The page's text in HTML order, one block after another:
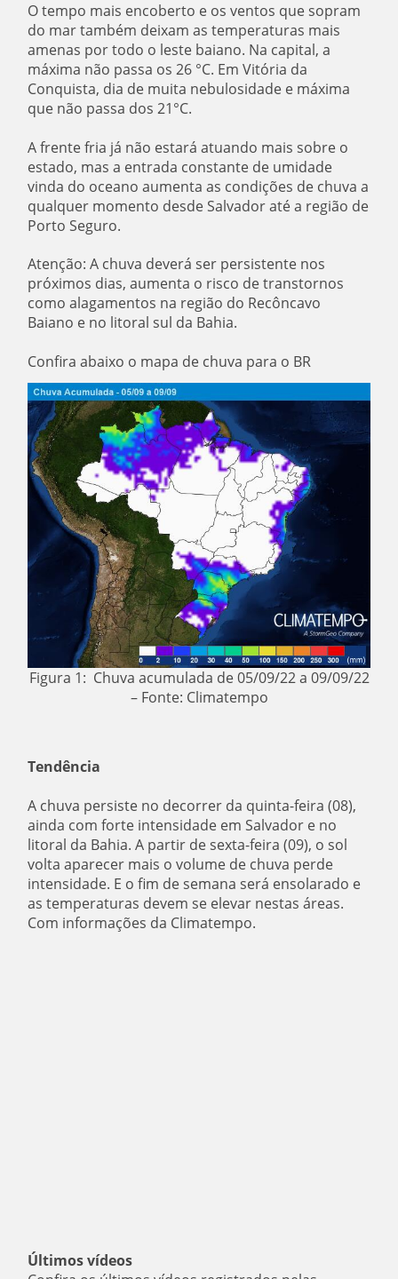
O tempo mais encoberto e os ventos que sopram
do mar também deixam as temperaturas mais
amenas por todo o leste baiano. Na capital, a
máxima não passa os 26 °C. Em Vitória da
Conquista, dia de muita nebulosidade e máxima
que não passa dos 21°C.
A frente fria já não estará atuando mais sobre o
estado, mas a entrada constante de umidade
vinda do oceano aumenta as condições de chuva a
qualquer momento desde Salvador até a região de
Porto Seguro.
Atenção: A chuva deverá ser persistente nos
próximos dias, aumenta o risco de transtornos
como alagamentos na região do Recôncavo
Baiano e no litoral sul da Bahia.
Confira abaixo o mapa de chuva para o BR
Figura 1: Chuva acumulada de 05/09/22 a 09/09/22
– Fonte: Climatempo
Tendência
A chuva persiste no decorrer da quinta-feira (08),
ainda com forte intensidade em Salvador e no
litoral da Bahia. A partir de sexta-feira (09), o sol
volta aparecer mais o volume de chuva perde
intensidade. E o fim de semana será ensolarado e
as temperaturas devem se elevar nestas áreas.
Com informações da Climatempo.
Últimos vídeos